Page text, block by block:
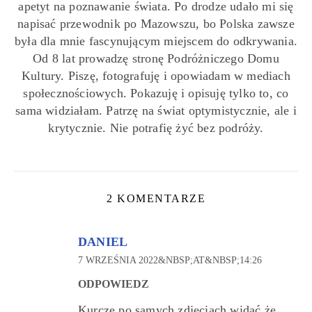
apetyt na poznawanie świata. Po drodze udało mi się
napisać przewodnik po Mazowszu, bo Polska zawsze
była dla mnie fascynującym miejscem do odkrywania.
Od 8 lat prowadzę stronę Podróżniczego Domu
Kultury. Piszę, fotografuję i opowiadam w mediach
społecznościowych. Pokazuję i opisuję tylko to, co
sama widziałam. Patrzę na świat optymistycznie, ale i
krytycznie. Nie potrafię żyć bez podróży.
2 KOMENTARZE
DANIEL
7 WRZEŚNIA 2022&NBSP;AT&NBSP;14:26
ODPOWIEDZ